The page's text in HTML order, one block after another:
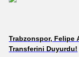
Trabzonspor, Felipe
Transferini Duyurdu!